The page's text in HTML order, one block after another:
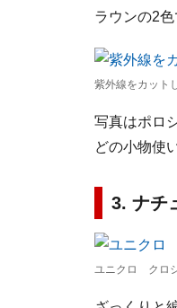
ラウンの2色
紫外線をカット
写真はポロ
どの小物使
3. ナチ
ユニクロ クロ